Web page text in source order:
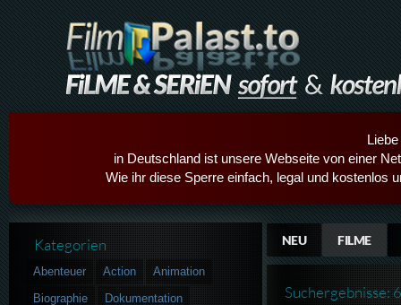
in Deutschland ist unsere Webseite von einer
Wie ihr diese Sperre einfach, legal und kostenlos
NEU FILME
Suchergebnisse:
Kategorien
Abenteuer Action
Animation
Biographie
Dokumentation